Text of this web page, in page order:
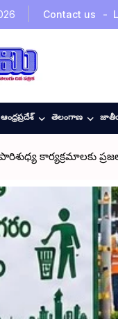
Contact us
ఆంధ్రప్రదేశ్ తెలంగాణ
కార్యక్రమాలకు